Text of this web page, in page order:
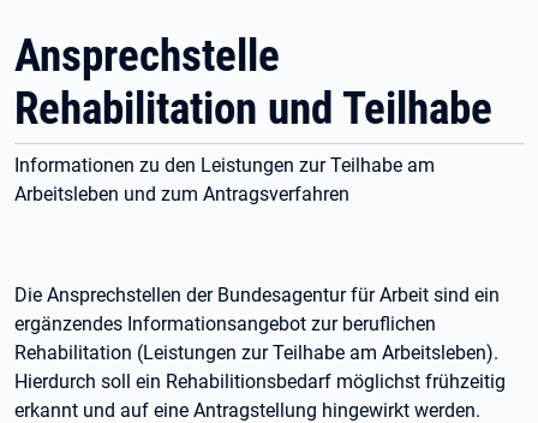
Ansprechstelle
Rehabilitation und Teilhabe
Informationen zu den Leistungen zur Teilhabe am
Arbeitsleben und zum Antragsverfahren
Die Ansprechstellen der Bundesagentur für Arbeit sind ein
ergänzendes Informationsangebot zur beruflichen
Rehabilitation (Leistungen zur Teilhabe am Arbeitsleben).
Hierdurch soll ein Rehabilitionsbedarf möglichst frühzeitig
erkannt und auf eine Antragstellung hingewirkt werden.